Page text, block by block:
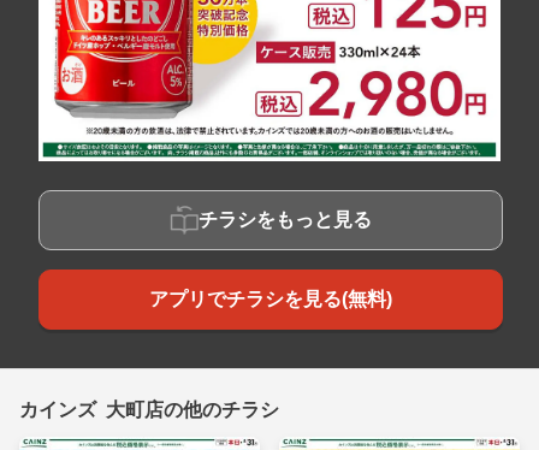
チラシをもっと見る
アプリでチラシを見る(無料)
カインズ 大町店の他のチラシ